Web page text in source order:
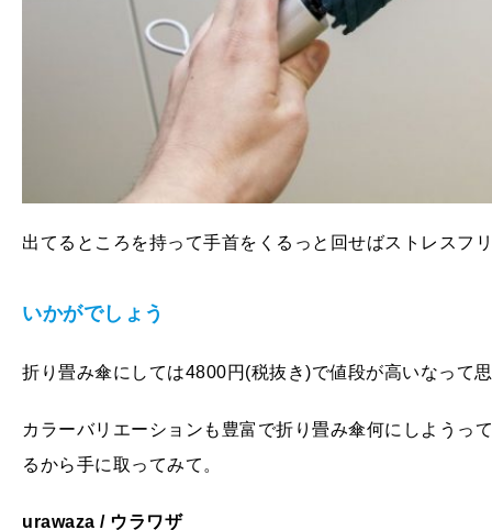
出てるところを持って手首をくるっと回せばストレスフ
いかがでしょう
折り畳み傘にしては4800円(税抜き)で値段が高いなって
カラーバリエーションも豊富で折り畳み傘何にしようっ
るから手に取ってみて。
urawaza / ウラワザ